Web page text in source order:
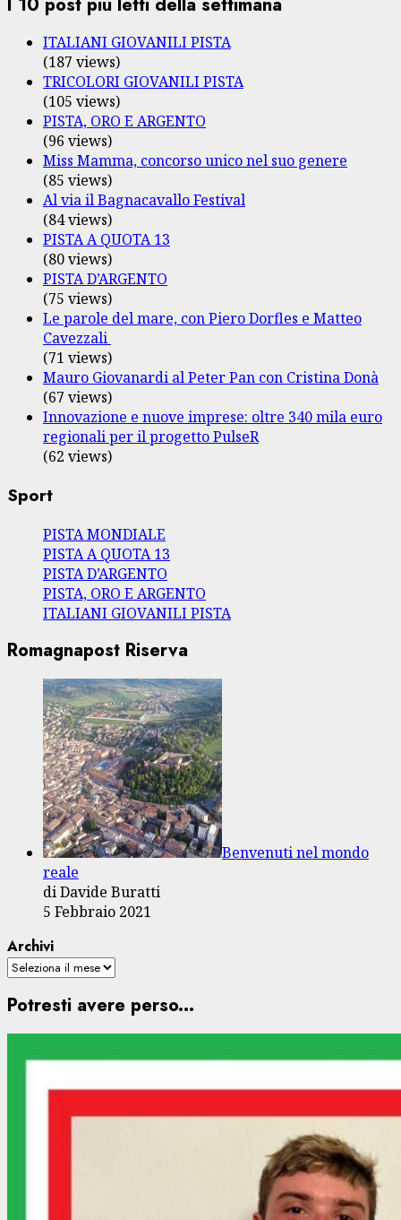
ITALIANI GIOVANILI PISTA
(187 views)
TRICOLORI GIOVANILI PISTA
(105 views)
PISTA, ORO E ARGENTO
(96 views)
Miss Mamma, concorso unico nel suo genere
(85 views)
Al via il Bagnacavallo Festival
(84 views)
PISTA A QUOTA 13
(80 views)
PISTA D’ARGENTO
(75 views)
Le parole del mare, con Piero Dorfles e Matteo
Cavezzali
(71 views)
Mauro Giovanardi al Peter Pan con Cristina Donà
(67 views)
Innovazione e nuove imprese: oltre 340 mila euro
regionali per il progetto PulseR
(62 views)
Sport
PISTA MONDIALE
PISTA A QUOTA 13
PISTA D’ARGENTO
PISTA, ORO E ARGENTO
ITALIANI GIOVANILI PISTA
Romagnapost Riserva
Benvenuti nel mondo
reale
di Davide Buratti
5 Febbraio 2021
Archivi
Potresti avere perso...